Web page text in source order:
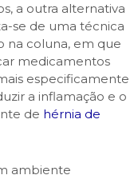
a outra alternativa
se de uma técnica
na coluna, em que
medicamentos
especificamente
a inflamação e o
de hérnia de
ambiente